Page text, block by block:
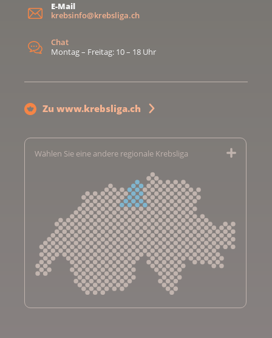
E-Mail
krebsinfo@krebsliga.ch
Chat
Montag – Freitag: 10 – 18 Uhr
Zu www.krebsliga.ch
Wählen Sie eine andere regionale Krebsliga